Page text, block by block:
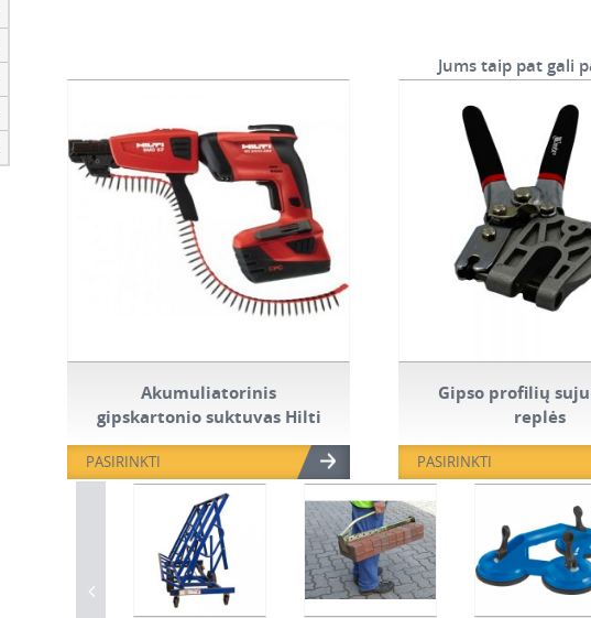
Jums taip pat gali
Akumuliatorinis
gipskartonio suktuvas Hilti
SD 5000-A22
PASIRINKTI
Gipso profilių
replės
PASIRINKTI